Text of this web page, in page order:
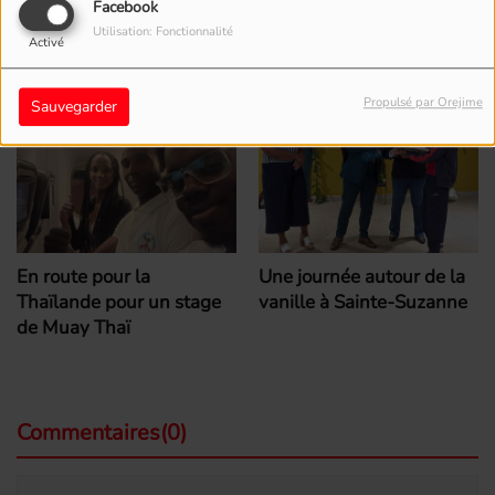
Facebook
Activé
Utilisation: Fonctionnalité
Sauvegarder Propulsé par Orejime
Voir aussi
En route pour la
Thaïlande pour un stage
de Muay Thaï
Une journée autour de la
vanille à Sainte-Suzanne
Commentaires(0)